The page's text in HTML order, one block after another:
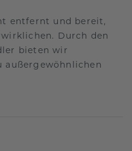
entfernt und bereit,
Durch den
bieten wir
außergewöhnlichen